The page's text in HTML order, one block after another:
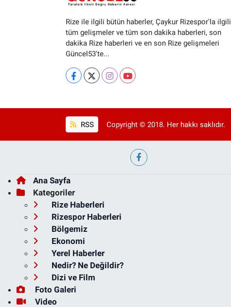
Rize ile ilgili bütün haberler, Çaykur Rizespor'la ilgili
tüm gelişmeler ve tüm son dakika haberleri, son
dakika Rize haberleri ve en son Rize gelişmeleri
Güncel53'te...
RSS Copyright © 2018. Her hakkı saklıdır.
Ana Sayfa
Kategoriler
Rize Haberleri
Rizespor Haberleri
Bölgemiz
Ekonomi
Yerel Haberler
Nedir? Ne Değildir?
Dizi ve Film
Foto Galeri
Video